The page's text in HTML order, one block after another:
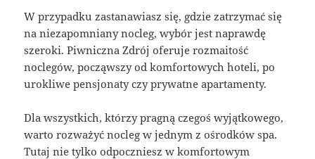
W przypadku zastanawiasz się, gdzie zatrzymać się
na niezapomniany nocleg, wybór jest naprawdę
szeroki. Piwniczna Zdrój oferuje rozmaitość
noclegów, począwszy od komfortowych hoteli, po
urokliwe pensjonaty czy prywatne apartamenty.
Dla wszystkich, którzy pragną czegoś wyjątkowego,
warto rozważyć nocleg w jednym z ośrodków spa.
Tutaj nie tylko odpoczniesz w komfortowym